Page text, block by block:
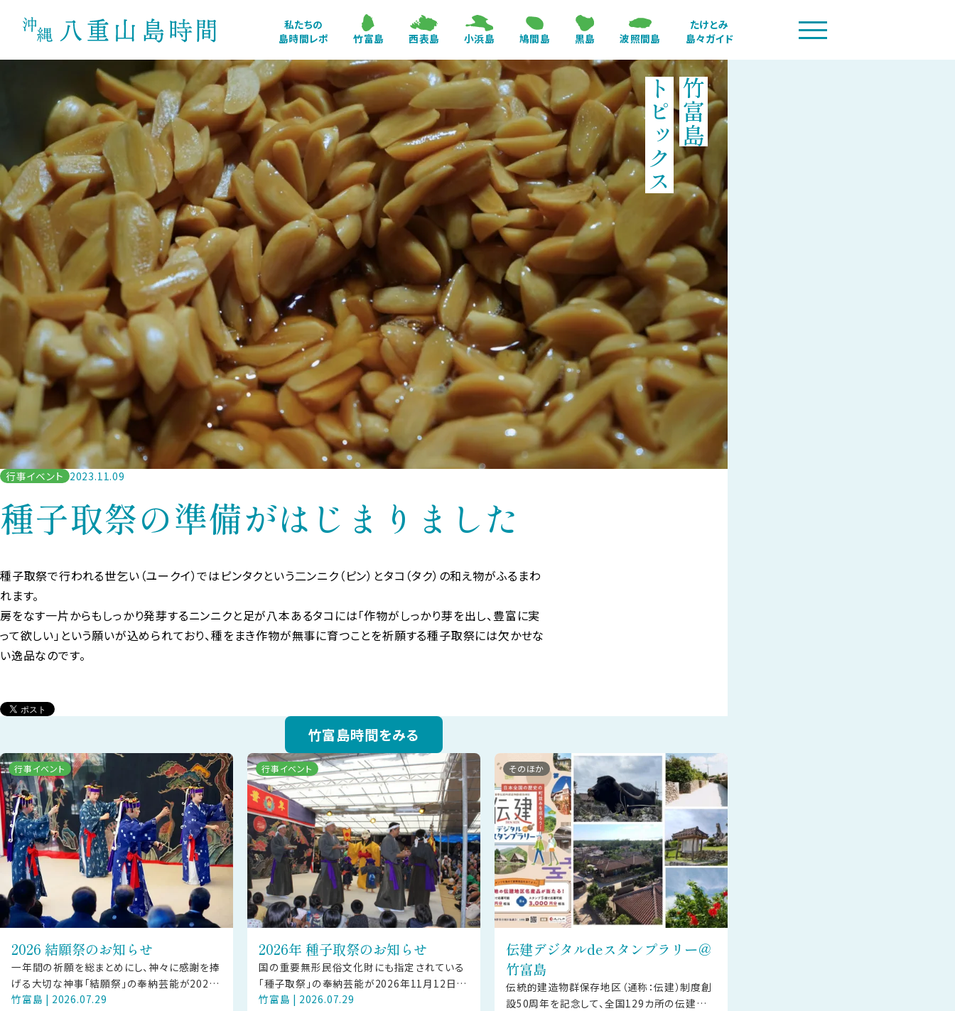
私たちの
島時間レポ
竹富島 西表島 小浜島 鳩間島 黒島 波照間島
たけとみ
島々ガイド
竹富島
トピックス
行事イベント 2023.11.09
種子取祭の準備がはじまりました
種子取祭で行われる世乞い（ユークイ）ではピンタクという二ンニク（ピン）とタコ（タク）の和え物がふるまわ
れます。
房をなす一片からもしっかり発芽するニンニクと足が八本あるタコには「作物がしっかり芽を出し、豊富に実
って欲しい」という願いが込められており、種をまき作物が無事に育つことを祈願する種子取祭には欠かせな
い逸品なのです。
竹富島時間をみる
行事イベント
2026 結願祭のお知らせ
一年間の祈願を総まとめにし、神々に感謝を捧
げる大切な神事「結願祭」の奉納芸能が2026
年9月16日（水）に竹富島にて披露されます。
竹富島 | 2026.07.29
行事イベント
2026年 種子取祭のお知らせ
国の重要無形民俗文化財にも指定されている
「種子取祭」の奉納芸能が2026年11月12日
（木）・13日（金）の2日間にわたり竹富島にて
竹富島 | 2026.07.29
そのほか
伝建デジタルdeスタンプラリー＠
竹富島
伝統的建造物群保存地区（通称：伝建）制度創
設50周年を記念して、全国129カ所の伝建地